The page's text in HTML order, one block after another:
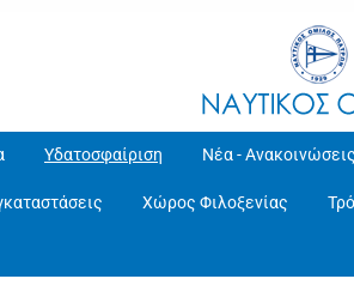
Υδατοσφαίριση Νέα -
Χώρος Φιλοξενίας